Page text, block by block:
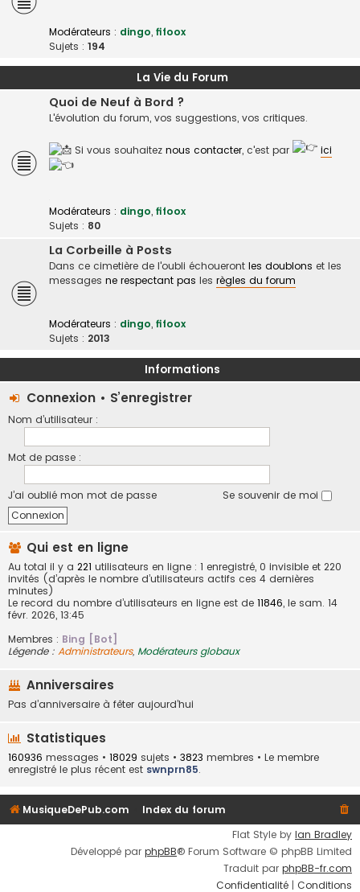
Modérateurs : dingo, fifoox
Sujets : 194
La Vie du Forum
Quoi de Neuf à Bord ?
L'évolution du forum, vos suggestions, vos critiques.
Si vous souhaitez nous contacter, c'est par ici
Modérateurs : dingo, fifoox
Sujets : 80
La Corbeille à Posts
Dans ce cimetière de l'oubli échoueront les doublons et les
messages ne respectant pas les règles du forum
Modérateurs : dingo, fifoox
Sujets : 2013
Informations
Connexion • S’enregistrer
Nom d’utilisateur :
Mot de passe :
J’ai oublié mon mot de passe Se souvenir de moi
Qui est en ligne
Au total il y a 221 utilisateurs en ligne : 1 enregistré, 0 invisible et 220
invités (d’après le nombre d’utilisateurs actifs ces 4 dernières
minutes)
Le record du nombre d’utilisateurs en ligne est de 11846, le sam. 14
févr. 2026, 13:45
Membres : Bing [Bot]
Légende : Administrateurs, Modérateurs globaux
Anniversaires
Pas d’anniversaire à fêter aujourd’hui
Statistiques
160936 messages • 18029 sujets • 3823 membres • Le membre
enregistré le plus récent est swnprn85.
MusiqueDePub.com
Index du forum
Flat Style by Ian Bradley
Développé par phpBB® Forum Software © phpBB Limited
Traduit par phpBB-fr.com
Confidentialité | Conditions